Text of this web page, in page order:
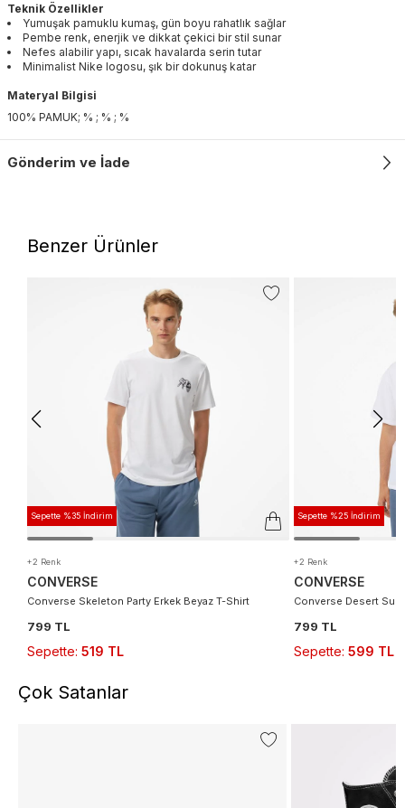
Teknik Özellikler
Yumuşak pamuklu kumaş, gün boyu rahatlık sağlar
Pembe renk, enerjik ve dikkat çekici bir stil sunar
Nefes alabilir yapı, sıcak havalarda serin tutar
Minimalist Nike logosu, şık bir dokunuş katar
Materyal Bilgisi
100% PAMUK; % ; % ; %
Gönderim ve İade
Benzer Ürünler
Sepette %35 İndirim
+2 Renk
CONVERSE
Converse Skeleton Party Erkek Beyaz T-Shirt
799 TL
Sepette: 519 TL
Sepette %25 İndirim
+2 Renk
CONVERSE
Converse Desert
799 TL
Sepette: 599 TL
Çok Satanlar